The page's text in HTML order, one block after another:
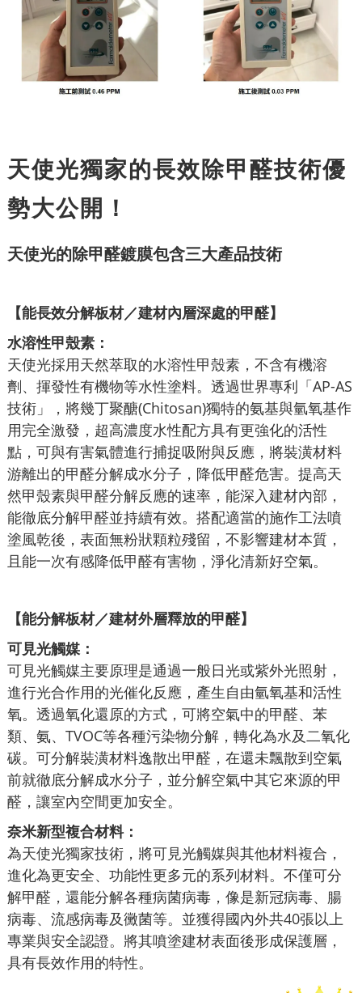
天使光獨家的長效除甲醛技術優
勢大公開！
天使光的除甲醛鍍膜包含三大產品技術
【能長效分解板材／建材內層深處的甲醛】
水溶性甲殼素：
天使光採用天然萃取的水溶性甲殼素，不含有機溶
劑、揮發性有機物等水性塗料。透過世界專利「AP-AS
技術」，將幾丁聚醣(Chitosan)獨特的氨基與氫氧基作
用完全激發，超高濃度水性配方具有更強化的活性
點，可與有害氣體進行捕捉吸附與反應，將裝潢材料
游離出的甲醛分解成水分子，降低甲醛危害。提高天
然甲殼素與甲醛分解反應的速率，能深入建材內部，
能徹底分解甲醛並持續有效。搭配適當的施作工法噴
塗風乾後，表面無粉狀顆粒殘留，不影響建材本質，
且能一次有感降低甲醛有害物，淨化清新好空氣。
【能分解板材／建材外層釋放的甲醛】
可見光觸媒：
可見光觸媒主要原理是通過一般日光或紫外光照射，
進行光合作用的光催化反應，產生自由氫氧基和活性
氧。透過氧化還原的方式，可將空氣中的甲醛、苯
類、氨、TVOC等各種污染物分解，轉化為水及二氧化
碳。可分解裝潢材料逸散出甲醛，在還未飄散到空氣
前就徹底分解成水分子，並分解空氣中其它來源的甲
醛，讓室內空間更加安全。
奈米新型複合材料：
為天使光獨家技術，將可見光觸媒與其他材料複合，
進化為更安全、功能性更多元的系列材料。不僅可分
解甲醛，還能分解各種病菌病毒，像是新冠病毒、腸
病毒、流感病毒及黴菌等。並獲得國內外共40張以上
專業與安全認證。將其噴塗建材表面後形成保護層，
具有長效作用的特性。